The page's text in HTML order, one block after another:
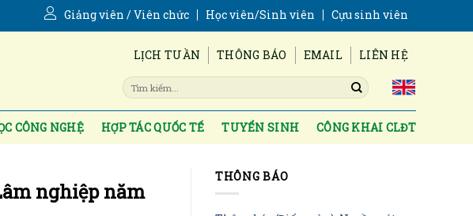
Giảng viên / Viên chức Học viên/Sinh viên Cựu sinh viên
LỊCH TUẦN THÔNG BÁO EMAIL LIÊN HỆ
CÔNG NGHỆ HỢP TÁC QUỐC TẾ TUYỂN SINH CÔNG KHAI CLĐT
nghiệp năm
THÔNG BÁO